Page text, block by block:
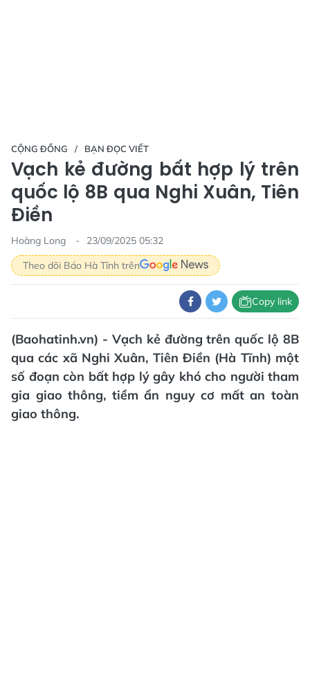
CỘNG ĐỒNG BẠN ĐỌC VIẾT
Vạch kẻ đường bất hợp lý trên
quốc lộ 8B qua Nghi Xuân, Tiên
Điền
Hoàng Long
23/09/2025 05:32
Theo dõi Báo Hà Tĩnh trên
Copy link
(Baohatinh.vn) - Vạch kẻ đường trên quốc lộ 8B
qua các xã Nghi Xuân, Tiên Điền (Hà Tĩnh) một
số đoạn còn bất hợp lý gây khó cho người tham
gia giao thông, tiềm ẩn nguy cơ mất an toàn
giao thông.